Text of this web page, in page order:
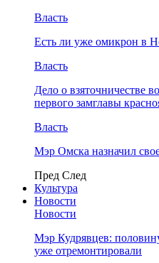
Власть
Есть ли уже омикрон в
Власть
Дело о взяточничестве
первого замглавы
Власть
Мэр Омска назначил
Пред След
Культура
Новости
Новости
Мэр Кудрявцев:
уже отремонтировали